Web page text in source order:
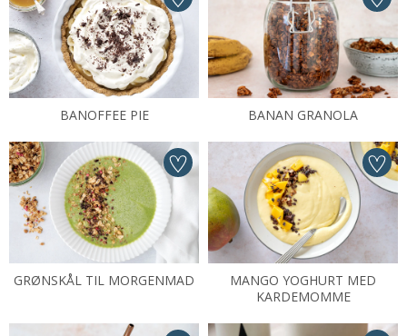
BANOFFEE PIE BANAN GRANOLA
GRØNSKÅL TIL MORGENMAD
MANGO YOGHURT MED
KARDEMOMME